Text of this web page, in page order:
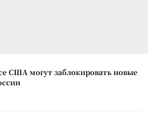
США могут заблокировать новые